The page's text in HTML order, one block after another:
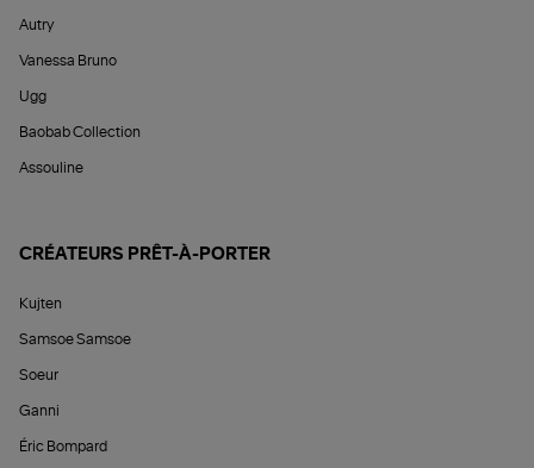
Autry
Vanessa Bruno
Ugg
Baobab Collection
Assouline
CRÉATEURS PRÊT-À-PORTER
Kujten
Samsoe Samsoe
Soeur
Ganni
Éric Bompard